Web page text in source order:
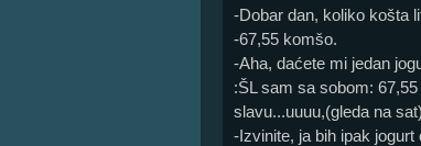
-Dobar dan, koliko košta
-67,55 komšo.
-Aha, daćete mi jedan
:ŠL sam sa sobom:
slavu...uuuu,(gleda na
-Izvinite, ja bih ipak